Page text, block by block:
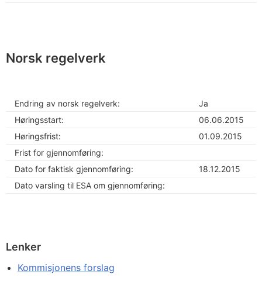
Norsk regelverk
Endring av norsk regelverk:
Ja
Høringsstart:
06.06.2015
Høringsfrist:
01.09.2015
Frist for gjennomføring:
Dato for faktisk gjennomføring:
18.12.2015
Dato varsling til ESA om gjennomføring:
Lenker
Kommisjonens forslag